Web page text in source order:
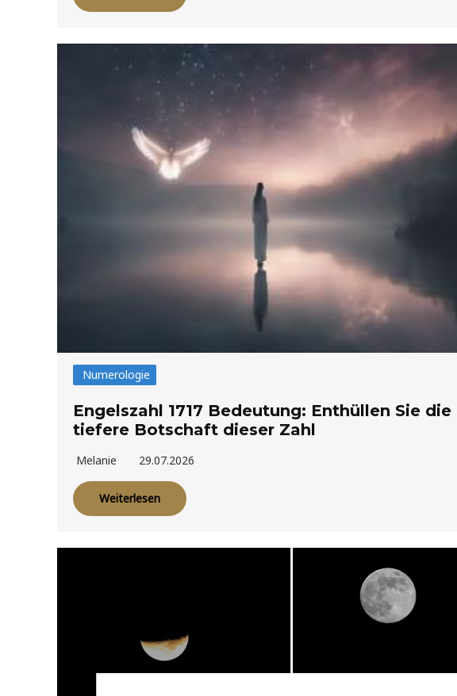
Numerologie
Engelszahl 1717 Bedeutung: Enthüllen Sie die
tiefere Botschaft dieser Zahl
Melanie 29.07.2026
Weiterlesen